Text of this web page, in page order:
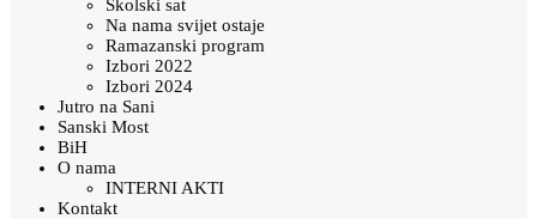
Školski sat
Na nama svijet ostaje
Ramazanski program
Izbori 2022
Izbori 2024
Jutro na Sani
Sanski Most
BiH
O nama
INTERNI AKTI
Kontakt